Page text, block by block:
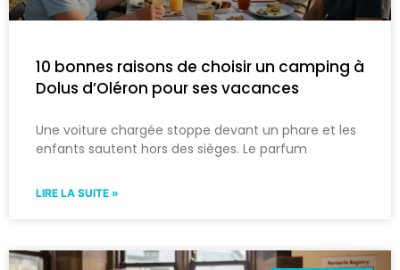
10 bonnes raisons de choisir un camping à
Dolus d’Oléron pour ses vacances
Une voiture chargée stoppe devant un phare et les
enfants sautent hors des sièges. Le parfum
LIRE LA SUITE »